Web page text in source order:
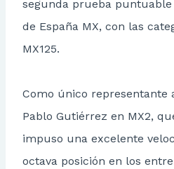
segunda prueba
de España MX, con las
MX125.
Como único representante
Pablo Gutiérrez en MX2,
impuso una excelente
octava posición en los